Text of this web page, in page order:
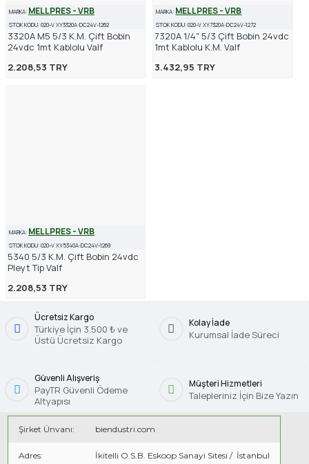
MARKA: MELLPRES - VRB
STOK KODU:020-V XY3320A-DC24V-1262
3320A M5 5/3 K.M. Çift Bobin
24vdc 1mt Kablolu Valf
2.208,53 TRY
MARKA: MELLPRES - VRB
STOK KODU: 020-V XY7320A-DC24V-1272
7320A 1/4" 5/3 Çift Bobin 24vdc
1mt Kablolu K.M. Valf
3.432,95 TRY
MARKA: MELLPRES - VRB
STOK KODU:020-V XY5340A-DC24V-1269
5340 5/3 K.M. Çift Bobin 24vdc
Pleyt Tip Valf
2.208,53 TRY
Ücretsiz Kargo
Türkiye İçin 3.500 ₺ ve
Üstü Ücretsiz Kargo
Kolay İade
Kurumsal İade Süreci
Güvenli Alışveriş
PayTR Güvenli Ödeme
Altyapısı
Müşteri Hizmetleri
Talepleriniz İçin Bize Yazın
Şirket Ünvanı: biendustri.com
Adres: İkitelli O.S.B. Eskoop Sanayi Sitesi / İstanbul